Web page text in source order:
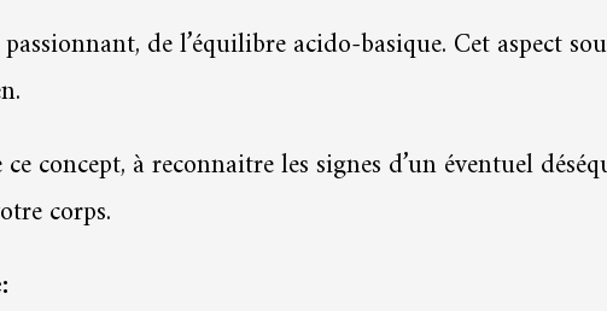
de l’équilibre acido-basique. Cet aspect
concept, à reconnaitre les signes d’un éventuel
corps.